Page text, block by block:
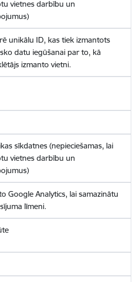
vietnes darbību un
unikālu ID, kas tiek izmantots
datu iegūšanai par to, kā
izmanto vietni.
sīkdatnes (nepieciešamas, lai
vietnes darbību un
Google Analytics, lai samazinātu
līmeni.